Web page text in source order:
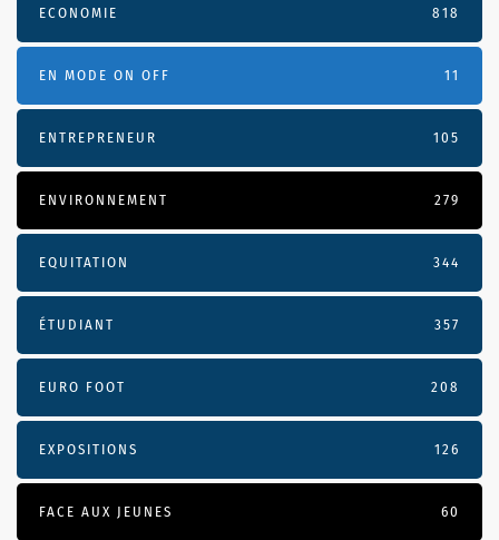
ECONOMIE 818
EN MODE ON OFF 11
ENTREPRENEUR 105
ENVIRONNEMENT 279
EQUITATION 344
ÉTUDIANT 357
EURO FOOT 208
EXPOSITIONS 126
FACE AUX JEUNES 60